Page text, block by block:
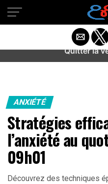
Warning
: preg_match():
/home/u589487443/
content/plugins/idev-post-
ANXIÉTÉ
Stratégies
l’anxiété au
09h01
Découvrez des techniques
Quitter la